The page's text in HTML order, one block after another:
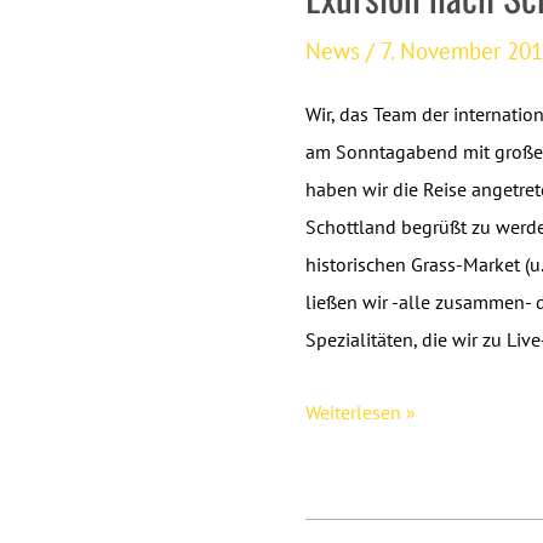
News / 7. November
Wir, das Team der
am Sonntagabend mit
haben wir die Reise
Schottland begrüßt zu
historischen Grass-Market
ließen wir -alle zusammen-
Spezialitäten, die wir zu
Sports
the
Weiterlesen »